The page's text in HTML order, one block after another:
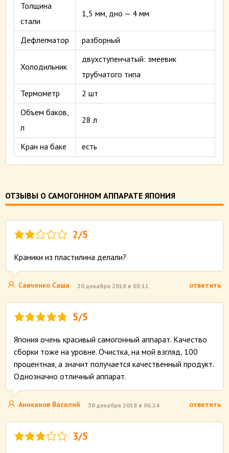
Толщина
стали
1,5 мм, дно — 4 мм
Дефлегматор разборный
Холодильник
двухступенчатый: змеевик
трубчатого типа
Термометр
2 шт
Объем баков,
л
28 л
Кран на баке есть
ОТЗЫВЫ О САМОГОННОМ АППАРАТЕ ЯПОНИЯ
2/5
Краники из пластилина делали?
Савченко Саша 20 декабря 2018 в 03:11 ответить
5/5
Япония очень красивый самогонный аппарат. Качество
сборки тоже на уровне. Очистка, на мой взгляд, 100
процентная, а значит получается качественный продукт.
Однозначно отличный аппарат.
Аниканов Василий 30 декабря 2018 в 06:24 ответить
3/5